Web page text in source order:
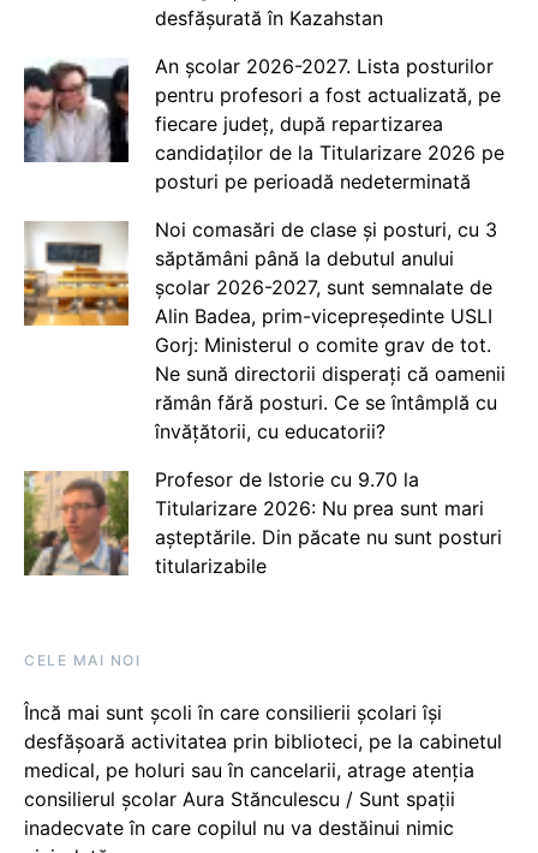
desfășurată în Kazahstan
An școlar 2026-2027. Lista posturilor
pentru profesori a fost actualizată, pe
fiecare județ, după repartizarea
candidaților de la Titularizare 2026 pe
posturi pe perioadă nedeterminată
Noi comasări de clase și posturi, cu 3
săptămâni până la debutul anului
școlar 2026-2027, sunt semnalate de
Alin Badea, prim-vicepreședinte USLI
Gorj: Ministerul o comite grav de tot.
Ne sună directorii disperați că oamenii
rămân fără posturi. Ce se întâmplă cu
învățătorii, cu educatorii?
Profesor de Istorie cu 9.70 la
Titularizare 2026: Nu prea sunt mari
așteptările. Din păcate nu sunt posturi
titularizabile
CELE MAI NOI
Încă mai sunt școli în care consilierii școlari își
desfășoară activitatea prin biblioteci, pe la cabinetul
medical, pe holuri sau în cancelarii, atrage atenția
consilierul școlar Aura Stănculescu / Sunt spații
inadecvate în care copilul nu va destăinui nimic